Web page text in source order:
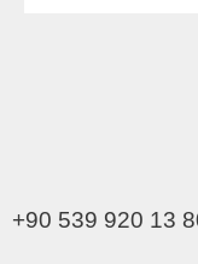
+90 539 920 13